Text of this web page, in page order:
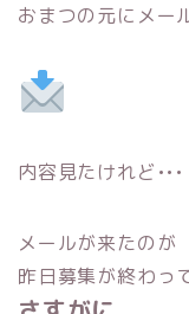
おまつの元にメー
内容見たけれど•••
メールが来たのが
昨日募集が終わっ